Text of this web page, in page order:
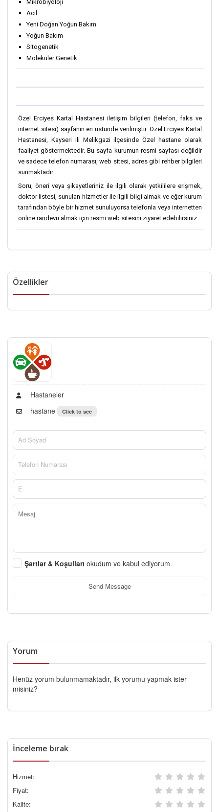
Mikrobiyoloji
Acil
Yeni Doğan Yoğun Bakım
Yoğun Bakım
Sitogenetik
Moleküler Genetik
Özel Erciyes Kartal Hastanesi iletişim bilgileri (telefon, faks ve
internet sitesi) sayfanın en üstünde verilmiştir. Özel Erciyes Kartal
Hastanesi, Kayseri ili Melikgazi ilçesinde Özel hastane olarak
faaliyet göstermektedir. Bu sayfa kurumun resmi sayfası değildir
ve sadece telefon numarası, web sitesi, adres gibi rehber bilgileri
sunmaktadır.
Soru, öneri veya şikayetleriniz ile ilgili olarak yetkililere erişmek,
doktor listesi, sunulan hizmetler ile ilgili bilgi almak ve eğer kurum
tarafından böyle bir hizmet sunuluyorsa telefonla veya internetten
online randevu almak için resmi web sitesini ziyaret edebilirsiniz.
Özellikler
Hastaneler
hastane
Click to see
Şartlar & Koşulları okudum ve kabul ediyorum.
Send Message
Yorum
Henüz yorum bulunmamaktadır, ilk yorumu yapmak ister
misiniz?
İnceleme bırak
Hizmet:
Fiyat:
Kalite: